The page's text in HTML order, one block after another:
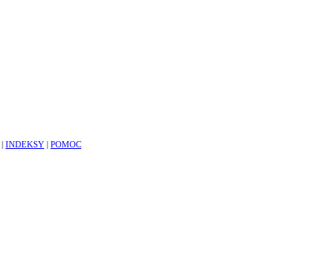
INDEKSY
POMOC